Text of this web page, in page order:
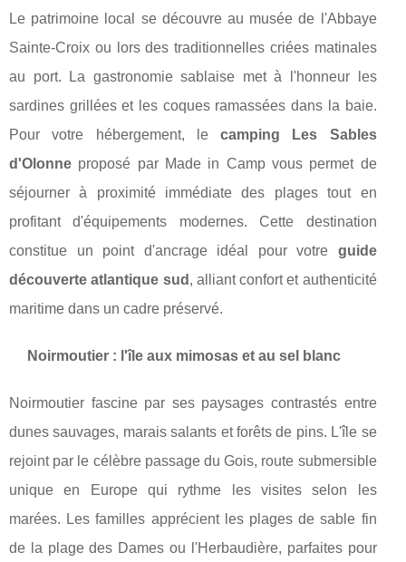
Le patrimoine local se découvre au musée de l'Abbaye
Sainte-Croix ou lors des traditionnelles criées matinales
au port. La gastronomie sablaise met à l'honneur les
sardines grillées et les coques ramassées dans la baie.
Pour votre hébergement, lecamping Les Sables
d'Olonne proposé par Made in Camp vous permet de
séjourner à proximité immédiate des plages tout en
profitant d'équipements modernes. Cette destination
constitue un point d'ancrage idéal pour votre guide
découverte atlantique sud , alliant confort et authenticité
maritime dans un cadre préservé.
Noirmoutier : l'île aux mimosas et au sel blanc
Noirmoutier fascine par ses paysages contrastés entre
dunes sauvages, marais salants et forêts de pins. L'île se
rejoint par le célèbre passage du Gois, route submersible
unique en Europe qui rythme les visites selon les
marées. Les familles apprécient les plages de sable fin
de la plage des Dames ou l'Herbaudière, parfaites pour